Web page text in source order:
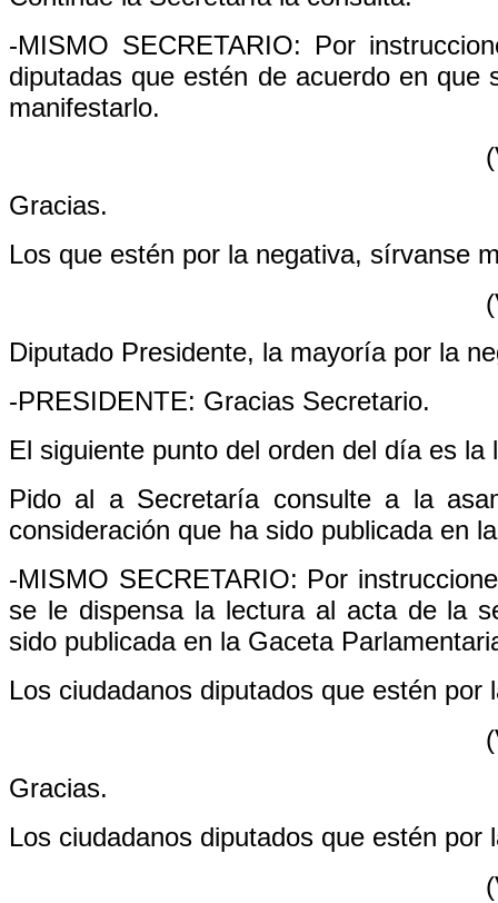
-MISMO SECRETARIO: Por
diputadas que estén de acuerdo en
manifestarlo.
Gracias.
Los que estén por la negativa, sírvanse
Diputado Presidente, la mayoría por la
-PRESIDENTE: Gracias Secretario.
El siguiente punto del orden del día es
Pido al a Secretaría consulte a la
consideración que ha sido publicada en
-MISMO SECRETARIO: Por
se le dispensa la lectura al acta de la
sido publicada en la Gaceta
Los ciudadanos diputados que estén
Gracias.
Los ciudadanos diputados que estén